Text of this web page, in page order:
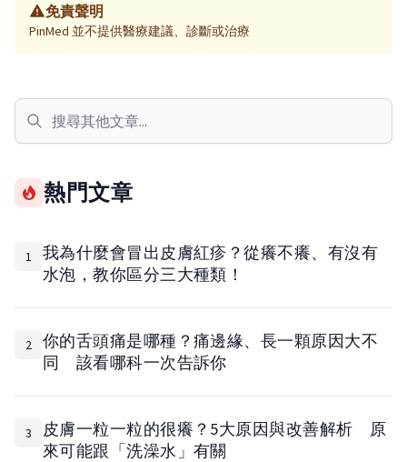
免責聲明
PinMed 並不提供醫療建議、診斷或治療
熱門文章
1
我為什麼會冒出皮膚紅疹？從癢不癢、有沒有
水泡，教你區分三大種類！
2
你的舌頭痛是哪種？痛邊緣、長一顆原因大不
同 該看哪科一次告訴你
3
皮膚一粒一粒的很癢？5大原因與改善解析 原
來可能跟「洗澡水」有關